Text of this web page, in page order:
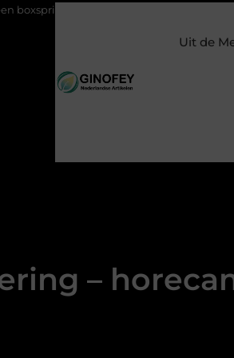
opbergruimte
Uit de
–